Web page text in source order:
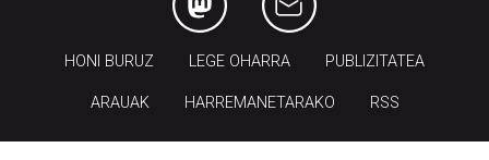
HONI BURUZ LEGE OHARRA PUBLIZITATEA
ARAUAK HARREMANETARAKO RSS